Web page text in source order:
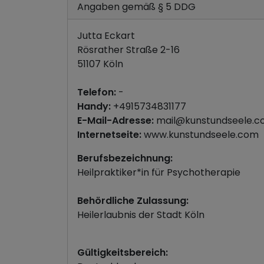
Angaben gemäß § 5 DDG
Jutta Eckart
Rösrather Straße 2-16
51107 Köln
Telefon: -
Handy: +4915734831177
E-Mail-Adresse:
Internetseite:www.kunstundseele.com
Berufsbezeichnung:
Heilpraktiker*in für Psychotherapie
Behördliche Zulassung:
Heilerlaubnis der Stadt Köln
Gültigkeitsbereich: